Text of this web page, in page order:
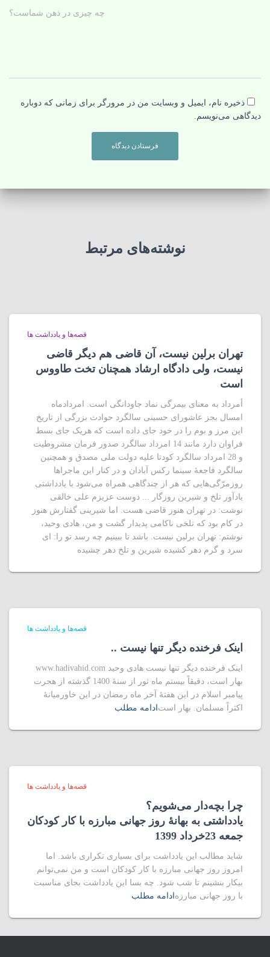
چه چیزی در ذهن شماست؟
ذخیره نام، ایمیل و وبسایت من در مرورگر برای زمانی که دوباره
دیدگاهی می‌نویسم.
نوشته‌های مرتبط
قصه‌ها و یادداشت ها
تهران برلین نیست، آن قاضی هم دیگر قاضی
نیست، ولی دادگاه ارشاد همچنان تخت طاووس
است
أمرداد به معنای بیمرگی نماد جاودانگی است. امردادماه
امسال بجز عاشورای حسینی سالگرد حوادث بزرگی از تاریخ
این مرز و بوم را در خود جای داده است که هریک جای بسط
فراوان دارد مانند 14 امرداد سالگرد صدور فرمان مشروطیت
و 28 امرداد سالگرد کودتا علیه دولت ملی مصدق و همچنین
سالگرد فاجعۀ سینما رکس آبادان و در کنار این ماجراها
روزمرّگی‌هایی که هر از چندگاهی همراه می‌شود با یادداشتی
یادآور تلخ و شیرین روزگار ... دوست عزیزم علی خالقی
نوشت: در تهران هنوز قاضی هست. اما شیرینی گفتارش هنوز
در کام بود که تلخی ناکامی پدیدار گشت و من، هادی وحید،
نوشتم: تهران برلین نیست. باشد تا ببینیم چه رسد تو را: ای
سرد و گرم دهر کشیده شیرین و تلخ دهر چشیده
قصه‌ها و یادداشت ها
اینک فرخنده دیگر تنها نیست ..
اینک فرخنده دیگر تنها نیست هادی وحید www.hadivahid.com
بهار است، دقیقاً بیستم ماه ثور از سنۀ 1400 گذشته از هجرت
پیامبر اسلام در این هفتۀ آخر ماه رمضان در این خاورمیانۀ
اکثراً مسلمان. بهار است ادامه مطلب
قصه‌ها و یادداشت ها
چرا بچه‌دار می‌شویم؟
یادداشتی به بهانۀ روز جهانی مبارزه با کار کودکان
جمعه 23خرداد 1399
شاید مطالب این یادداشت برای بسیاری تکراری باشد. اما
امروز روز جهانی مبارزه با کار کودکان است و من نمی‌توانم
بیکار بنشینم تا شب شود. چه بسا این یادداشت بجای مناسبت
با روز جهانی مبارزه ادامه مطلب